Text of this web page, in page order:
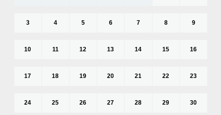
3 4 5 6 7 8 9
10 11 12 13 14 15 16
17 18 19 20 21 22 23
24 25 26 27 28 29 30